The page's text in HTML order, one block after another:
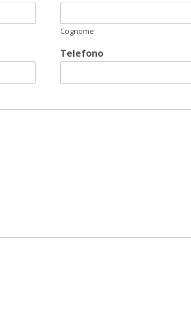
Cognome
Telefono